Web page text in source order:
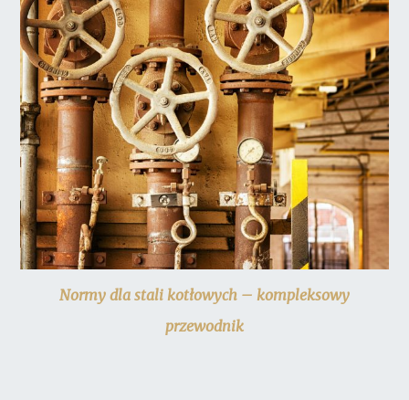
Normy dla stali kotłowych – kompleksowy
przewodnik